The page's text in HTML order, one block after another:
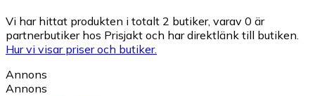
Vi har hittat produkten i totalt 2 butiker, varav 0 är
partnerbutiker hos Prisjakt och har direktlänk till butiken.
Hur vi visar priser och butiker.
Annons
Annons